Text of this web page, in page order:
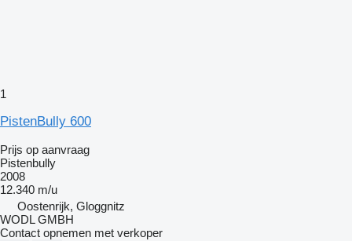
1
PistenBully 600
Prijs op aanvraag
Pistenbully
2008
12.340 m/u
Oostenrijk, Gloggnitz
WODL GMBH
Contact opnemen met verkoper